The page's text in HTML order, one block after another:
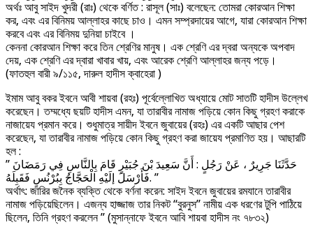
অর্থঃ আবু সাইদ খুদরী (রাঃ) থেকে বর্ণিত : রাসূল (সাঃ) বলেছেন: তোমরা কোরআন শিক্ষা
কর, এবং এর বিনিময় আল্লাহর কাছে চাও। এমন সম্প্রদায়ের আগে, যারা কোরআন শিক্ষা
করবে এবং এর বিনিময় দুনিয়া চাইবে ।
কেননা কোরআন শিক্ষা করে তিন শ্রেণির মানুষ। এক শ্রেণি এর দ্বরা অন্যকে অপবাদ
দেয়, এক শ্রেণি এর দ্বারা খাবার খায়, এবং আরেক শ্রেণি আল্লাহর জন্য পড়ে।
(ফাতহুল বারী ৯/১১৫, দারুল হাদীস ক্বাহেরা )
ইমাম আবু বকর ইবনে আবী শায়বা (রহঃ) পূর্বেল্লোখিত অধ্যায়ে মোট সাতটি হাদীস উল্লেখ
করেছেন। তম্মধ্যে ছয়টি হাদীস এমন, যা তারাবীর নামাজ পড়িয়ে কোন কিছু গ্রহণ করাকে
নাজায়েয প্রমান করে। শুধুমাত্র সায়ীদ ইবনে জুবায়ের (রহঃ) এর একটি আছার পেশ
করেছেন, যা তারাবীর নামাজ পড়িয়ে কোন কিছু গ্রহণ করা জায়েয প্রমাণিত হয়। আছারটি
হল :
” حَدَّثَنَا جَرِيرٌ ، عَنْ رَجُلٍ : أَنَّ سَعِيدَ بْنَ جُبَيْرٍ قَامَ بِالنَّاسِ فِي رَمَضَانَ
فَأَرْسَلَ إلَيْهِ الْحَجَّاجُ بِبُرْنُسٍ فَقَبِلَهُ. ”
অর্থাৎ: জারির জনৈক ব্যক্তি থেকে বর্ণনা করেন: সাইদ ইবনে জুবায়ের রমযানে তারাবীর
নামাজ পড়িয়েছিলেন। এজন্য হাজ্জাজ তার নিকট “বুরনুস” নামীয় এক ধরণের টুপি পাঠিয়ে
ছিলেন, তিনি গ্রহণ করলেন ” (মুসান্নাফে ইবনে আবি শায়বা হাদীস নং ৭৮৩২)